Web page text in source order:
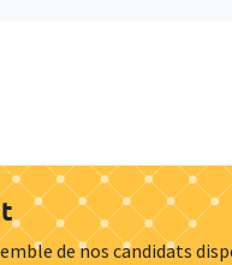
de nos candidats